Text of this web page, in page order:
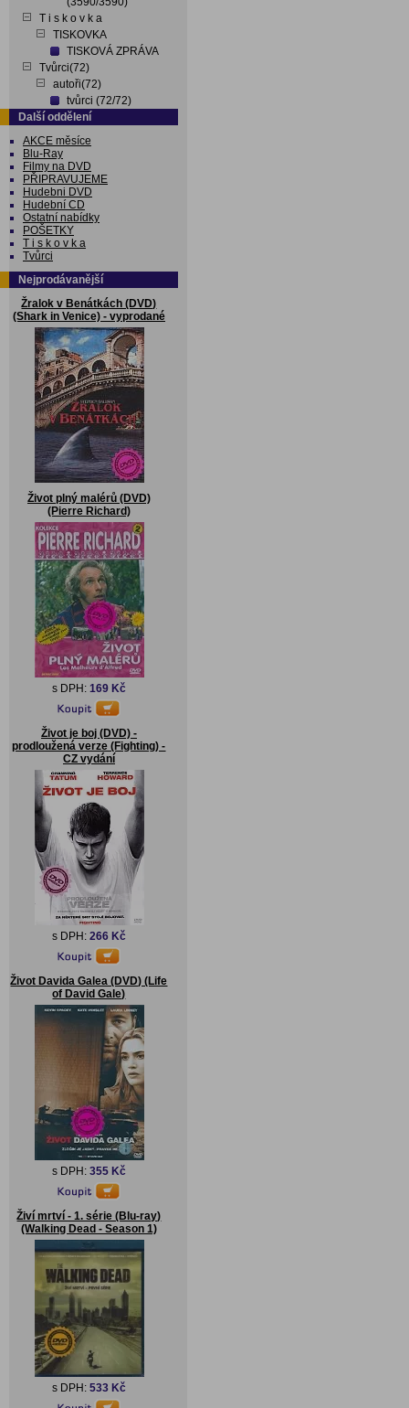
T i s k o v k a
TISKOVKA
TISKOVÁ ZPRÁVA
Tvůrci(72)
autoři(72)
tvůrci (72/72)
Další oddělení
AKCE měsíce
Blu-Ray
Filmy na DVD
PŘIPRAVUJEME
Hudebni DVD
Hudební CD
Ostatní nabídky
POŠETKY
T i s k o v k a
Tvůrci
Nejprodávanější
Žralok v Benátkách (DVD)
(Shark in Venice) - vyprodané
Život plný malérů (DVD)
(Pierre Richard)
s DPH: 169 Kč
Život je boj (DVD) -
prodloužená verze (Fighting) -
CZ vydání
s DPH: 266 Kč
Život Davida Galea (DVD) (Life
of David Gale)
s DPH: 355 Kč
Živí mrtví - 1. série (Blu-ray)
(Walking Dead - Season 1)
s DPH: 533 Kč